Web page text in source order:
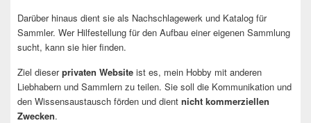
Darüber hinaus dient sie als Nachschlagewerk und Katalog für
Sammler. Wer Hilfestellung für den Aufbau einer eigenen Sammlung
sucht, kann sie hier finden.
Ziel dieserprivaten Website ist es, mein Hobby mit anderen
Liebhabern und Sammlern zu teilen. Sie soll die Kommunikation und
den Wissensaustausch förden und dient nicht kommerziellen
Zwecken.